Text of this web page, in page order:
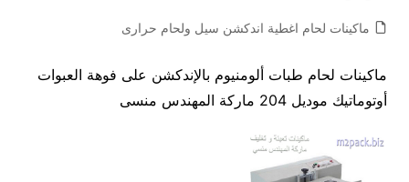
ماكينات لحام اغطية اندكشن سيل ولحام حرارى
ماكينات لحام طبات ألومنيوم بالإندكشن على فوهة العبوات
أوتوماتيك موديل 204 ماركة المهندس منسى